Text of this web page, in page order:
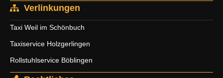
Verlinkungen
Taxi Weil im Schönbuch
Taxiservice Holzgerlingen
Rollstuhlservice Böblingen